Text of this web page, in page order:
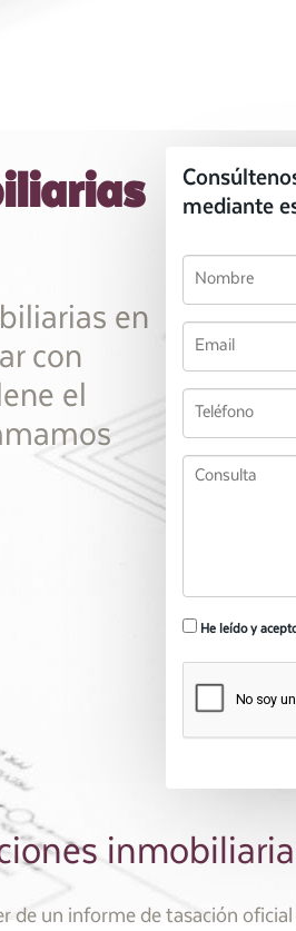
en
con
el
mediante
He leído y
un informe de tasación